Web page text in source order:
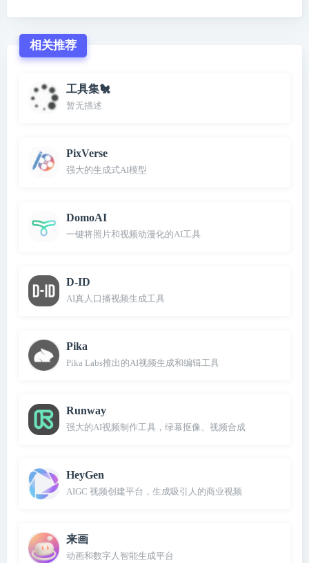
相关推荐
工具集🐔
暂无描述
PixVerse
强大的生成式AI模型
DomoAI
一键将照片和视频动漫化的AI工具
D-ID
AI真人口播视频生成工具
Pika
Pika Labs推出的AI视频生成和编辑工具
Runway
强大的AI视频制作工具，绿幕抠像、视频合成
HeyGen
AIGC 视频创建平台，生成吸引人的商业视频
来画
动画和数字人智能生成平台